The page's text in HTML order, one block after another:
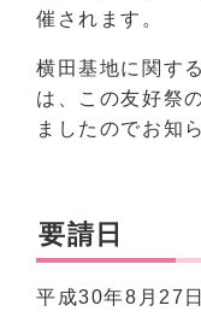
催されます。
横田基地に関す
は、この友好祭
ましたのでお知
要請日
平成30年8月27